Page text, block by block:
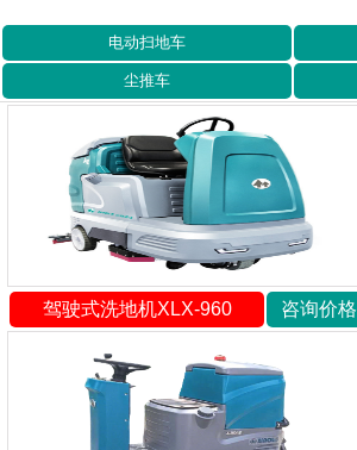
电动扫地车
尘推车
驾驶式洗地机XLX-960 咨询价格